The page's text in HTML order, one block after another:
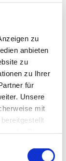
zu
anbieten
zu
zu Ihrer
für
Unsere
mit